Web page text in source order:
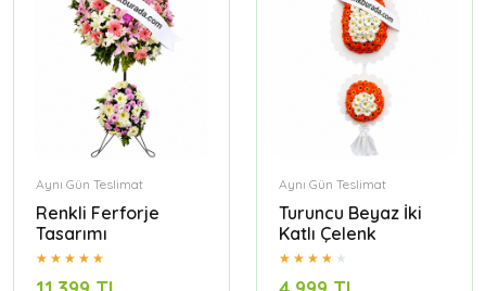
Aynı Gün Teslimat
Renkli Ferforje
Tasarımı
Aynı Gün Teslimat
Turuncu Beyaz İki
Katlı Çelenk